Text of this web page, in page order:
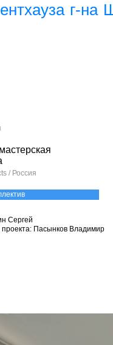
г-
/ Россия
Сергей
проекта: Пасынков Владимир